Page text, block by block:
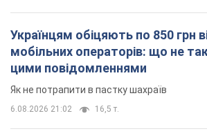
Українцям обіцяють по 850 грн
мобільних операторів: що не
цими повідомленнями
Як не потрапити в пастку шахраїв
6.08.2026 21:02 16,5 т.